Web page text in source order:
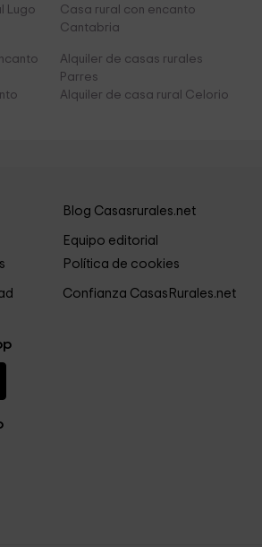
Lugo
Casa rural con encanto
Cantabria
Alquiler de casas rurales
Parres
Alquiler de casa rural Celorio
Blog Casasrurales.net
Equipo editorial
Política de cookies
Confianza CasasRurales.net